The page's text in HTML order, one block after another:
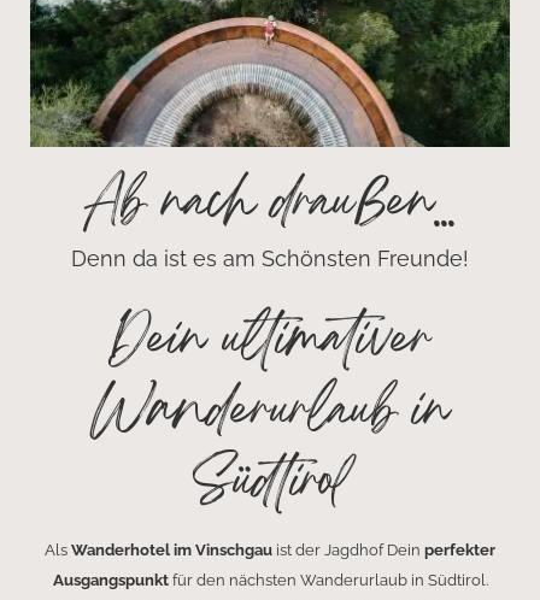
Ab nach draußen...
Denn da ist es am Schönsten Freunde!
Dein ultimativer
Wanderurlaub in
Südtirol
Als Wanderhotel im Vinschgau ist der Jagdhof Dein perfekter
Ausgangspunktfür den nächsten Wanderurlaub in Südtirol.